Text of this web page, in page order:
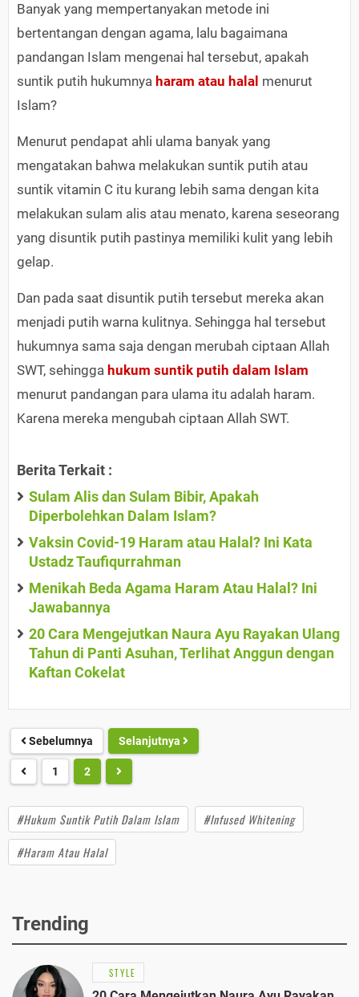
Banyak yang mempertanyakan metode ini
bertentangan dengan agama, lalu bagaimana
pandangan Islam mengenai hal tersebut, apakah
suntik putih hukumnya haram atau halal menurut
Islam?
Menurut pendapat ahli ulama banyak yang
mengatakan bahwa melakukan suntik putih atau
suntik vitamin C itu kurang lebih sama dengan kita
melakukan sulam alis atau menato, karena seseorang
yang disuntik putih pastinya memiliki kulit yang lebih
gelap.
Dan pada saat disuntik putih tersebut mereka akan
menjadi putih warna kulitnya. Sehingga hal tersebut
hukumnya sama saja dengan merubah ciptaan Allah
SWT, sehingga hukum suntik putih dalam Islam
menurut pandangan para ulama itu adalah haram.
Karena mereka mengubah ciptaan Allah SWT.
Berita Terkait :
Sulam Alis dan Sulam Bibir, Apakah
Diperbolehkan Dalam Islam?
Vaksin Covid-19 Haram atau Halal? Ini Kata
Ustadz Taufiqurrahman
Menikah Beda Agama Haram Atau Halal? Ini
Jawabannya
20 Cara Mengejutkan Naura Ayu Rayakan Ulang
Tahun di Panti Asuhan, Terlihat Anggun dengan
Kaftan Cokelat
Sebelumnya Selanjutnya
1 2
#Hukum Suntik Putih Dalam Islam
#Infused Whitening
#Haram Atau Halal
Trending
STYLE